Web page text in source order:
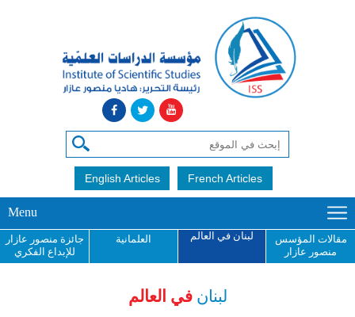
English Articles French Articles
Menu
مقالات المؤسس
منصور عازار
لبنان في العالم العلمانية
جائزة منصور عازار
للإبداع الفكري
لبنان في العالم